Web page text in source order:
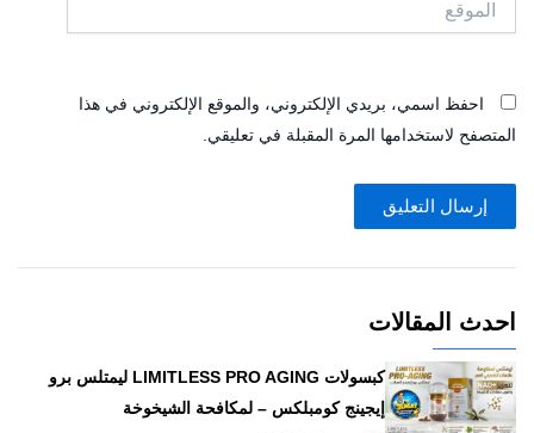
احفظ اسمي، بريدي الإلكتروني، والموقع الإلكتروني في هذا
المتصفح لاستخدامها المرة المقبلة في تعليقي.
احدث المقالات
كبسولات LIMITLESS PRO AGING ليمتلس برو
إيجينج كومبلكس – لمكافحة الشيخوخة